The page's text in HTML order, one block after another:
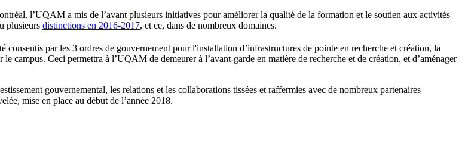
l’UQAM a mis de l’avant plusieurs initiatives pour améliorer la qualité de la formation et le soutien aux activités
plusieurs distinctions en 2016-2017, et ce, dans de nombreux domaines.
consentis par les 3 ordres de gouvernement pour l'installation d’infrastructures de pointe en recherche et création, la
campus. Ceci permettra à l’UQAM de demeurer à l’avant-garde en matière de recherche et de création, et d’aménager
gouvernemental, les relations et les collaborations tissées et raffermies avec de nombreux partenaires
mise en place au début de l’année 2018.